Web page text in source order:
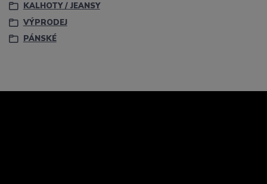
KALHOTY / JEANSY
VÝPRODEJ
PÁNSKÉ